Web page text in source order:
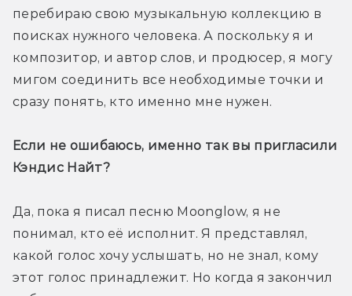
перебираю свою музыкальную коллекцию в
поисках нужного человека. А поскольку я и
композитор, и автор слов, и продюсер, я могу
мигом соединить все необходимые точки и
сразу понять, кто именно мне нужен.
Если не ошибаюсь, именно так вы пригласили
Кэндис Найт?
Да, пока я писал песню Moonglow, я не
понимал, кто её исполнит. Я представлял,
какой голос хочу услышать, но не знал, кому
этот голос принадлежит. Но когда я закончил